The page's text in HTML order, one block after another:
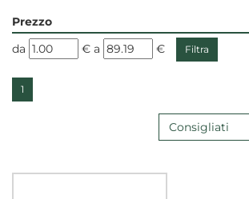
Prezzo
filtra
da € filtra
a €
1
Consigliati